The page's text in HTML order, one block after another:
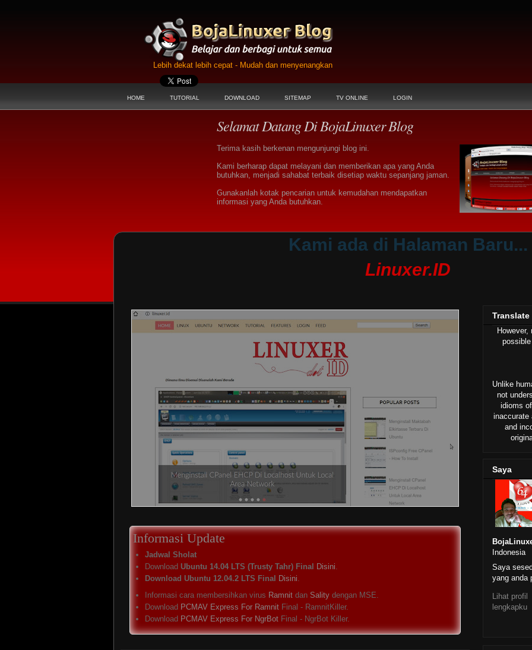
Lebih dekat lebih cepat - Mudah dan menyenangkan
HOME TUTORIAL DOWNLOAD SITEMAP TV ONLINE LOGIN
Selamat Datang Di BojaLinuxer Blog
Terima kasih berkenan mengunjungi blog ini.
Kami berharap dapat melayani dan memberikan apa yang Anda
butuhkan, menjadi sahabat terbaik disetiap waktu sepanjang jaman.
Gunakanlah kotak pencarian untuk kemudahan mendapatkan
informasi yang Anda butuhkan.
Kami ada di Halaman Baru...
Linuxer.ID
Mengenal Tag Conditional Untuk Blogger
Menjalankan instruksi tertentu pada blogspot merupakan aktifitas yang biasa dilakukan. Dalam banya…
Informasi Update
Jadwal Sholat
Download Ubuntu 14.04 LTS (Trusty Tahr) Final Disini.
Download Ubuntu 12.04.2 LTS Final
Disini.
Informasi cara membersihkan virus Ramnit dan Sality dengan MSE.
Download PCMAV Express For Ramnit Final - RamnitKiller.
Download PCMAV Express For NgrBot Final - NgrBot Killer.
Translate
Unlike
not
idioms
inaccurate
and
Saya
Indonesia
Saya
yang anda
Lihat profil
lengkapku